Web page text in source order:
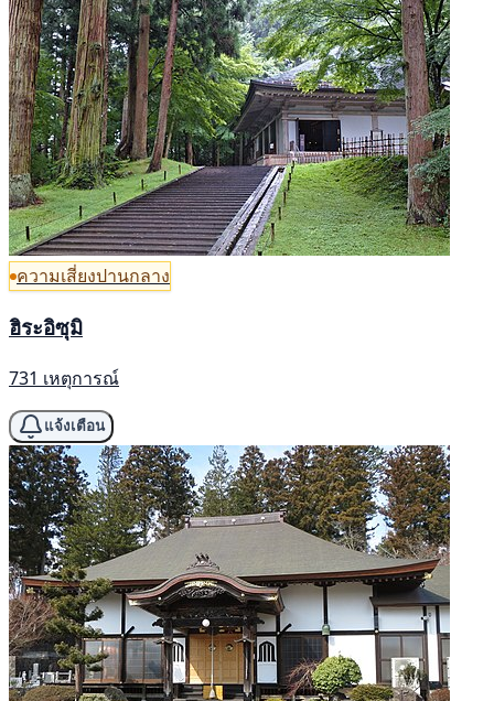
ความเสี่ยงปานกลาง
ฮิระอิซุมิ
731 เหตุการณ์
แจ้งเตือน